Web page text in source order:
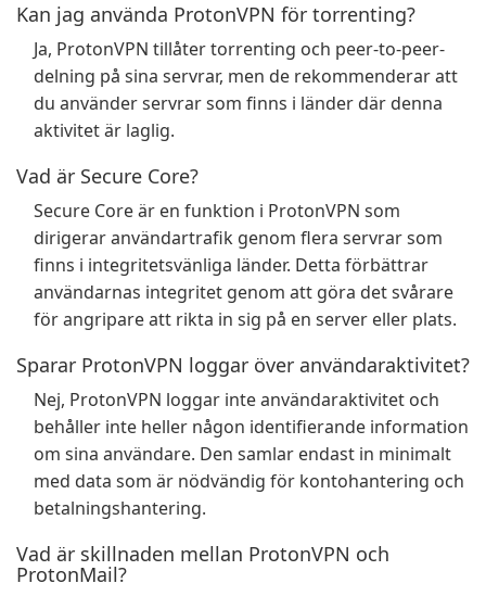
Kan jag använda ProtonVPN för torrenting?
Ja, ProtonVPN tillåter torrenting och peer-to-peer-
delning på sina servrar, men de rekommenderar att
du använder servrar som finns i länder där denna
aktivitet är laglig.
Vad är Secure Core?
Secure Core är en funktion i ProtonVPN som
dirigerar användartrafik genom flera servrar som
finns i integritetsvänliga länder. Detta förbättrar
användarnas integritet genom att göra det svårare
för angripare att rikta in sig på en server eller plats.
Sparar ProtonVPN loggar över användaraktivitet?
Nej, ProtonVPN loggar inte användaraktivitet och
behåller inte heller någon identifierande information
om sina användare. Den samlar endast in minimalt
med data som är nödvändig för kontohantering och
betalningshantering.
Vad är skillnaden mellan ProtonVPN och
ProtonMail?